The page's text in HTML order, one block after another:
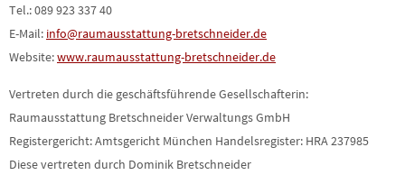
Tel.: 089 923 337 40
E-Mail: info@raumausstattung-bretschneider.de
Website:www.raumausstattung-bretschneider.de
Vertreten durch die geschäftsführende Gesellschafterin:
Raumausstattung Bretschneider Verwaltungs GmbH
Registergericht: Amtsgericht München Handelsregister: HRA 237985
Diese vertreten durch Dominik Bretschneider